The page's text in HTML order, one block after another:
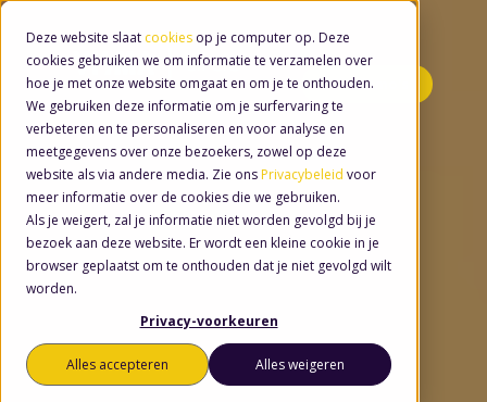
Deze website slaat cookies op je computer op. Deze
cookies gebruiken we om informatie te verzamelen over
hoe je met onze website omgaat en om je te onthouden.
We gebruiken deze informatie om je surfervaring te
verbeteren en te personaliseren en voor analyse en
meetgegevens over onze bezoekers, zowel op deze
website als via andere media. Zie ons Privacybeleid voor
meer informatie over de cookies die we gebruiken.
Als je weigert, zal je informatie niet worden gevolgd bij je
bezoek aan deze website. Er wordt een kleine cookie in je
browser geplaatst om te onthouden dat je niet gevolgd wilt
worden.
Privacy-voorkeuren
Alles accepteren Alles weigeren
Minidemo's